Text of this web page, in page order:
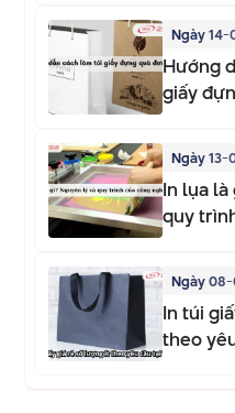
Ngày
Hướng
giấy
Ngày
In lụa là
quy
Ngày
In túi
theo